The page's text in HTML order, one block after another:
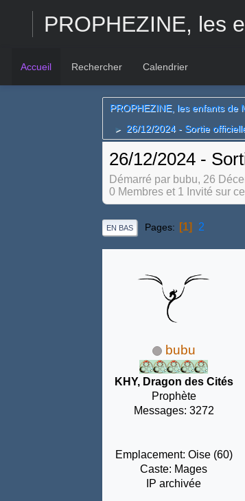
PROPHEZINE, les
Accueil Rechercher Calendrier
PROPHEZINE, les enfants de
► 26/12/2024 - Sortie
26/12/2024 -
Démarré par bubu, 26
0 Membres et 1 Invité sur
EN BAS Pages 1 2
bubu
KHY, Dragon des Cités
Prophète
Messages: 3272
Emplacement: Oise (60)
Caste: Mages
IP archivée